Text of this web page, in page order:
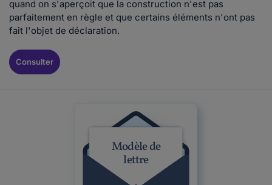
quand on s'aperçoit que la construction n'est pas
parfaitement en règle et que certains éléments n'ont pas
fait l'objet de déclaration.
Consulter
Modèle de
lettre